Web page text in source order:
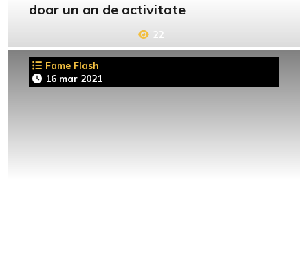
doar un an de activitate
22
Fame Flash
16 mar 2021